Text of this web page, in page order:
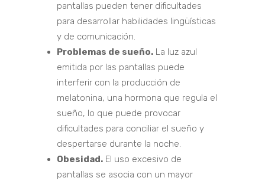
pantallas pueden tener dificultades
para desarrollar habilidades lingüísticas
y de comunicación.
Problemas de sueño.La luz azul
emitida por las pantallas puede
interferir con la producción de
melatonina, una hormona que regula el
sueño, lo que puede provocar
dificultades para conciliar el sueño y
despertarse durante la noche.
Obesidad.El uso excesivo de
pantallas se asocia con un mayor